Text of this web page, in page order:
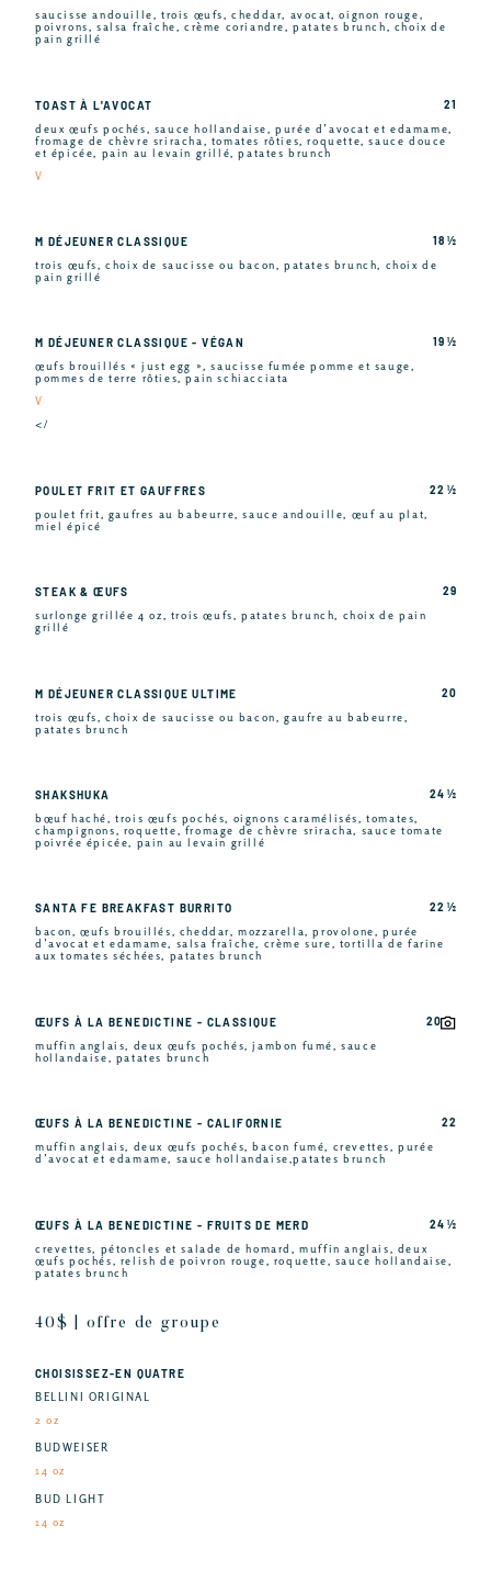
saucisse andouille, trois œufs, cheddar, avocat, oignon rouge,
poivrons, salsa fraîche, crème coriandre, patates brunch, choix de
pain grillé
TOAST À L'AVOCAT
deux œufs pochés, sauce hollandaise, purée d’avocat et edamame,
fromage de chèvre sriracha, tomates rôties, roquette, sauce douce
et épicée, pain au levain grillé, patates brunch
V
21
M DÉJEUNER CLASSIQUE
trois œufs, choix de saucisse ou bacon, patates brunch, choix de
pain grillé
18 ½
M DÉJEUNER CLASSIQUE - VÉGAN
œufs brouillés « just egg », saucisse fumée pomme et sauge,
pommes de terre rôties, pain schiacciata
V
</
19 ½
POULET FRIT ET GAUFFRES
poulet frit, gaufres au babeurre, sauce andouille, œuf au plat,
miel épicé
22 ½
STEAK & ŒUFS
surlonge grillée 4 oz, trois œufs, patates brunch, choix de pain
grillé
29
M DÉJEUNER CLASSIQUE ULTIME
trois œufs, choix de saucisse ou bacon, gaufre au babeurre,
patates brunch
20
SHAKSHUKA
bœuf haché, trois œufs pochés, oignons caramélisés, tomates,
champignons, roquette, fromage de chèvre sriracha, sauce tomate
poivrée épicée, pain au levain grillé
24 ½
SANTA FE BREAKFAST BURRITO
bacon, œufs brouillés, cheddar, mozzarella, provolone, purée
d’avocat et edamame, salsa fraîche, crème sure, tortilla de farine
aux tomates séchées, patates brunch
22 ½
ŒUFS À LA BENEDICTINE - CLASSIQUE
muffin anglais, deux œufs pochés, jambon fumé, sauce
hollandaise, patates brunch
20
ŒUFS À LA BENEDICTINE - CALIFORNIE
muffin anglais, deux œufs pochés, bacon fumé, crevettes, purée
d’avocat et edamame, sauce hollandaise,patates brunch
22
ŒUFS À LA BENEDICTINE - FRUITS DE MERD
crevettes, pétoncles et salade de homard, muffin anglais, deux
œufs pochés, relish de poivron rouge, roquette, sauce hollandaise,
patates brunch
24 ½
40$ | offre de groupe
CHOISISSEZ-EN QUATRE
BELLINI ORIGINAL
2 oz
BUDWEISER
14 oz
BUD LIGHT
14 oz